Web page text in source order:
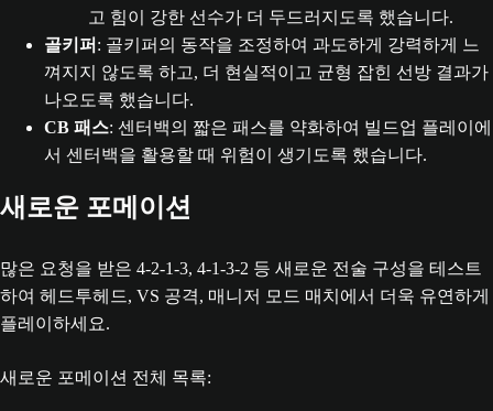
고 힘이 강한 선수가 더 두드러지도록 했습니다.
골키퍼 : 골키퍼의 동작을 조정하여 과도하게 강력하게 느
껴지지 않도록 하고, 더 현실적이고 균형 잡힌 선방 결과가
나오도록 했습니다.
CB 패스: 센터백의 짧은 패스를 약화하여 빌드업 플레이에
서 센터백을 활용할 때 위험이 생기도록 했습니다.
새로운 포메이션
많은 요청을 받은 4-2-1-3, 4-1-3-2 등 새로운 전술 구성을 테스트
하여 헤드투헤드, VS 공격, 매니저 모드 매치에서 더욱 유연하게
플레이하세요.
새로운 포메이션 전체 목록: